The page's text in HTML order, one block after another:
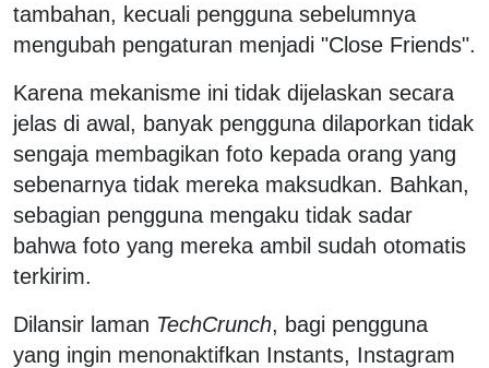
tambahan, kecuali pengguna sebelumnya
mengubah pengaturan menjadi "Close Friends".
Karena mekanisme ini tidak dijelaskan secara
jelas di awal, banyak pengguna dilaporkan tidak
sengaja membagikan foto kepada orang yang
sebenarnya tidak mereka maksudkan. Bahkan,
sebagian pengguna mengaku tidak sadar
bahwa foto yang mereka ambil sudah otomatis
terkirim.
Dilansir laman TechCrunch, bagi pengguna
yang ingin menonaktifkan Instants, Instagram